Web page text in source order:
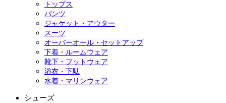
トップス
パンツ
ジャケット・アウター
スーツ
オーバーオール・セットアップ
下着・ルームウェア
靴下・フットウェア
浴衣・下駄
水着・マリンウェア
シューズ